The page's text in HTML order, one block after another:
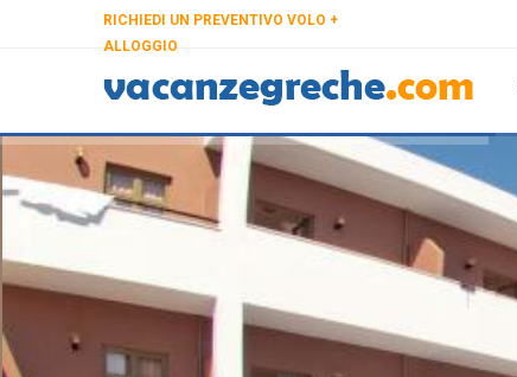
RICHIEDI UN PREVENTIVO VOLO +
ALLOGGIO